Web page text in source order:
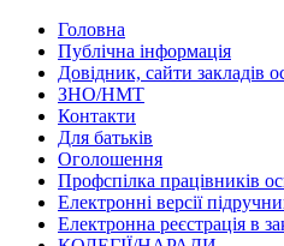
Головна
Публічна інформація
Довідник, сайти закладів
ЗНО/НМТ
Контакти
Для батьків
Оголошення
Профспілка працівників
Електронні версії
Електронна реєстрація в